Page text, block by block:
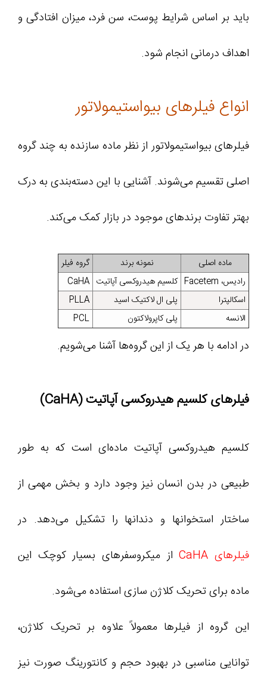
باید بر اساس شرایط پوست، سن فرد، میزان افتادگی و
اهداف درمانی انجام شود.
انواع فیلرهای بیواستیمولاتور
فیلرهای بیواستیمولاتور از نظر ماده سازنده به چند گروه
اصلی تقسیم می‌شوند. آشنایی با این دسته‌بندی به درک
بهتر تفاوت برندهای موجود در بازار کمک می‌کند.
ماده اصلی نمونه برند
گروه فیلر
رادیس، Facetem
کلسیم هیدروکسی آپاتیت CaHA
اسکالپترا
پلی ال لاکتیک اسید
PLLA
الانسه
پلی کاپرولاکتون PCL
در ادامه با هر یک از این گروه‌ها آشنا می‌شویم.
فیلرهای کلسیم هیدروکسی آپاتیت (CaHA)
کلسیم هیدروکسی آپاتیت ماده‌ای است که به طور
طبیعی در بدن انسان نیز وجود دارد و بخش مهمی از
ساختار استخوانها و دندانها را تشکیل می‌دهد. در
فیلرهای CaHA از میکروسفرهای بسیار کوچک این
ماده برای تحریک کلاژن سازی استفاده می‌شود.
این گروه از فیلرها معمولاً علاوه بر تحریک کلاژن،
توانایی مناسبی در بهبود حجم و کانتورینگ صورت نیز